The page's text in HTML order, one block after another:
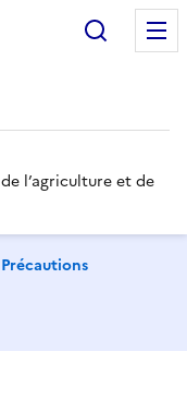
l’agriculture et de